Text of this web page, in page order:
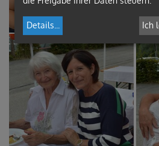
Details Ich